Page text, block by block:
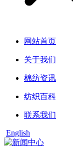
网站首页
关于我们
棉纺资讯
纺织百科
联系我们
English